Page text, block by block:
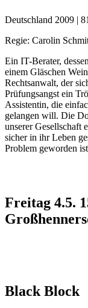
Deutschland 2009 |
Regie: Carolin
Ein IT-Berater,
einem Gläschen
Rechtsanwalt, der
Prüfungsangst ein
Assistentin, die
gelangen will. Die
unserer Gesellschaft
sicher in ihr Leben
Problem geworden
Freitag 4.5.
Black Block